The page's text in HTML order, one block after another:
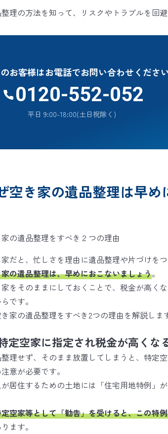
理の方法を知って、リスクやトラブルを回避
お客様はお電話でお問い合わせくださ
0120-552-052
平日 9:00-18:00(土日祝除く)
空き家の遺品整理は早
だと、忙しさを理由に遺品整理や片づけを
の遺品整理は、早めにおこないましょう。
をそのままにしておくことで、税金が高く
です。
家の遺品整理をすべき2つの理由を解説しま
定空家に指定され税金が高くな
理せず、そのまま放置してしまうと、特定
意が必要です。
居住するための土地には「住宅用地特例」
空家等として「勧告」を受けると、この特
ます。